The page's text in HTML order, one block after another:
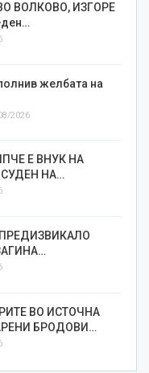
ВОЛКОВО, ИЗГОРЕ
желбата на
2026
Е ВНУК НА
НА…
ВО ИСТОЧНА
БРОДОВИ…